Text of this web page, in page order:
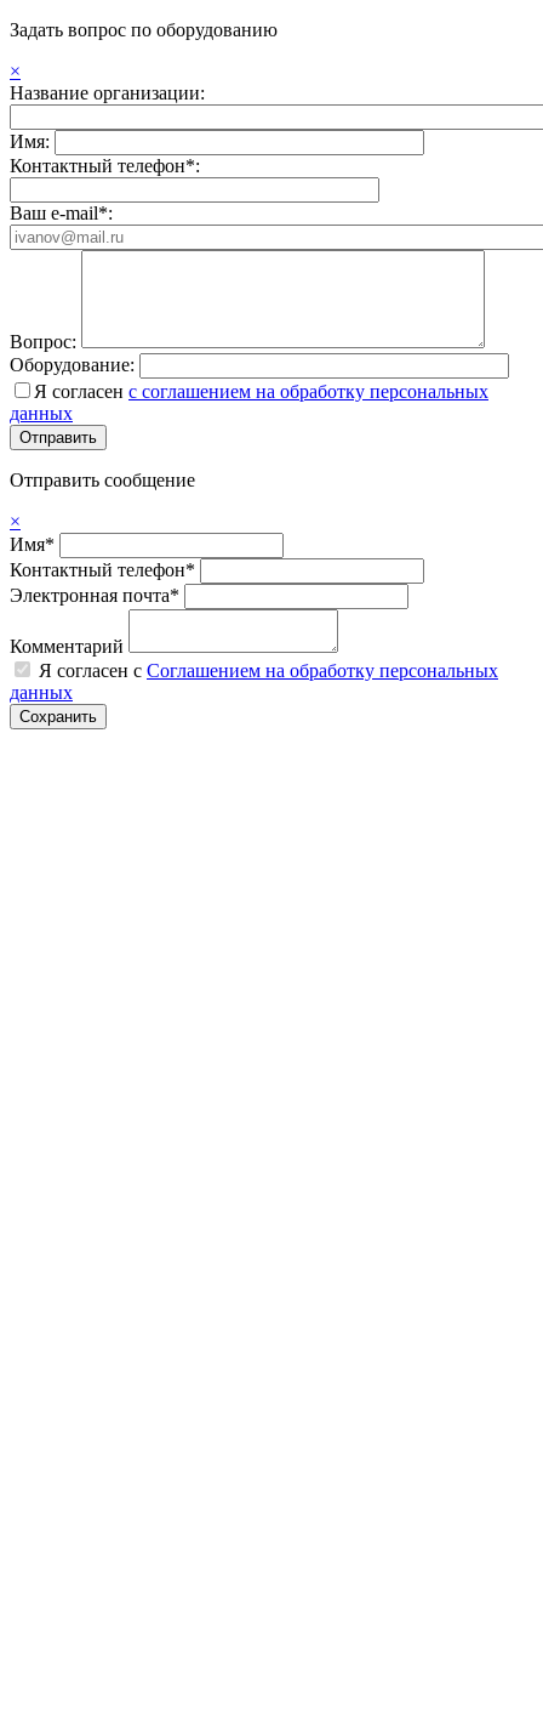
Задать вопрос по оборудованию
×
Название организации:
Имя:
Контактный телефон*:
Ваш e-mail*:
Вопрос:
Оборудование:
Я согласен с соглашением на обработку персональных
данных
Отправить сообщение
×
Имя*
Контактный телефон*
Электронная почта*
Комментарий
Я согласен с Соглашением на обработку персональных
данных